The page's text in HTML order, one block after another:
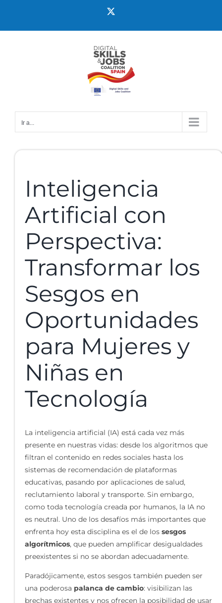
Ir a...
Inteligencia
Artificial con
Perspectiva:
Transformar los
Sesgos en
Oportunidades
para Mujeres y
Niñas en
Tecnología
La inteligencia artificial (IA) está cada vez más
presente en nuestras vidas: desde los algoritmos que
filtran el contenido en redes sociales hasta los
sistemas de recomendación de plataformas
educativas, pasando por aplicaciones de salud,
reclutamiento laboral y transporte. Sin embargo,
como toda tecnología creada por humanos, la IA no
es neutral. Uno de los desafíos más importantes que
enfrenta hoy esta disciplina es el de los sesgos
algorítmicos, que pueden amplificar desigualdades
preexistentes si no se abordan adecuadamente.
Paradójicamente, estos sesgos también pueden ser
una poderosa palanca de cambio: visibilizan las
brechas existentes y nos ofrecen la posibilidad de usar